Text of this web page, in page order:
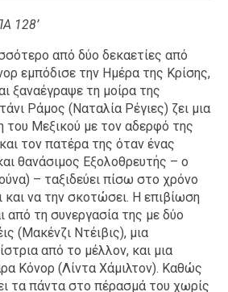
128’
από δύο δεκαετίες από
εμπόδισε την Ημέρα της Κρίσης,
ξαναέγραψε τη μοίρα της
Ράμος (Ναταλία Ρέγιες) ζει μια
Μεξικού με τον αδερφό της
τον πατέρα της όταν ένας
θανάσιμος Εξολοθρευτής – ο
– ταξιδεύει πίσω στο χρόνο
και να την σκοτώσει. Η επιβίωση
από τη συνεργασία της με δύο
(Μακένζι Ντέιβις), μια
από το μέλλον, και μια
Κόνορ (Λίντα Χάμιλτον). Καθώς
τα πάντα στο πέρασμά του χωρίς